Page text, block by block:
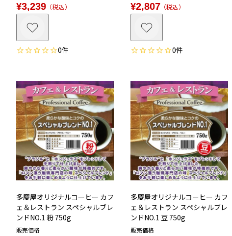
¥3,239 税込
0
¥2,807 税込
0
多慶屋オリジナルコーヒー カフ
ェ＆レストラン スペシャルブレ
ンドNO.1 粉 750g
販売価格
多慶屋オリジナルコーヒー カフ
ェ＆レストラン スペシャルブレ
ンドNO.1 豆 750g
販売価格